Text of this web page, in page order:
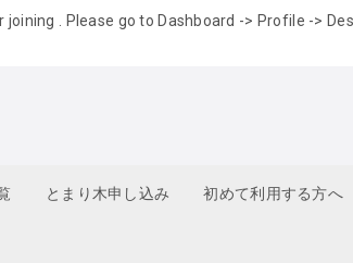
joining . Please go to Dashboard -> Profile ->
とまり木申し込み 初めて利用する方へ